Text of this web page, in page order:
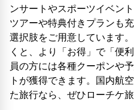
ンサートやスポーツイベン
ツアーや特典付きプランも
選択肢をご用意しています
くと、より「お得」で「便
員の方には各種クーポンや
トが獲得できます。国内航
た旅行なら、ぜひローチケ